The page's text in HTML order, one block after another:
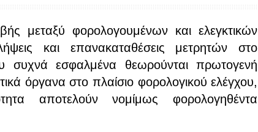
μεταξύ φορολογουμένων και ελεγκτικών
και επανακαταθέσεις μετρητών στο
συχνά εσφαλμένα θεωρούνται πρωτογενή
όργανα στο πλαίσιο φορολογικού ελέγχου,
αποτελούν νομίμως φορολογηθέντα